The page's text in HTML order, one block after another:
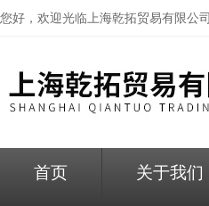
您好，欢迎光临上海乾拓贸易有限公司
首页 关于我们